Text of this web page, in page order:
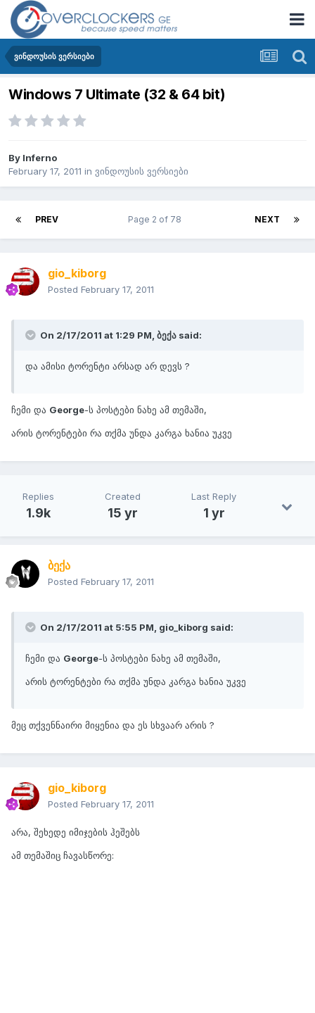
ვინდოუსის ვერსიები
Windows 7 Ultimate (32 & 64 bit)
By Inferno
February 17, 2011 in ვინდოუსის ვერსიები
PREV NEXT
Page 2 of 78
gio_kiborg
Posted February 17, 2011
On 2/17/2011 at 1:29 PM, ბექა said:
და ამისი ტორენტი არსად არ დევს ?
ჩემი და George-ს პოსტები ნახე ამ თემაში,
არის ტორენტები რა თქმა უნდა კარგა ხანია უკვე
Replies
1.9k
Created
15 yr
Last Reply
1 yr
ბექა
Posted February 17, 2011
On 2/17/2011 at 5:55 PM, gio_kiborg said:
ჩემი და George-ს პოსტები ნახე ამ თემაში,
არის ტორენტები რა თქმა უნდა კარგა ხანია უკვე
მეც თქვენნაირი მიყენია და ეს სხვაარ არის ?
gio_kiborg
Posted February 17, 2011
არა, შეხედე იმიჯების ჰეშებს
ამ თემაშიც ჩავასწორე: